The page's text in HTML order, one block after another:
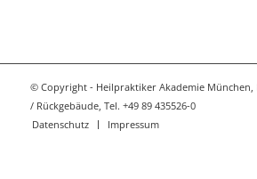
© Copyright - Heilpraktiker Akademie München,
/ Rückgebäude, Tel. +49 89 435526-0
Datenschutz
Impressum